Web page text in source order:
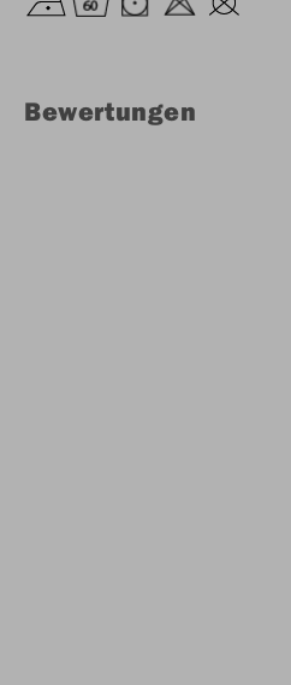
Bewertungen